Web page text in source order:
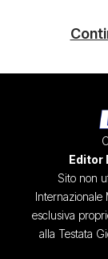
Editor
Sito non
Internazionale
esclusiva
alla Testata